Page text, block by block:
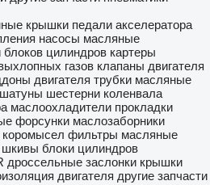
крышки педали акселератора
насосы масляные
блоков цилиндров картеры
газов клапаны двигателя
двигателя трубки масляные
шатуны шестерни коленвала
маслоохладители прокладки
форсунки маслозаборники
коромысел фильтры масляные
шкивы блоки цилиндров
дроссельные заслонки крышки
двигателя другие запчасти